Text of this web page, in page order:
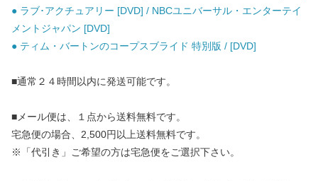
● ラブ･アクチュアリー [DVD] / NBCユニバーサル・エンターテイ
メントジャパン [DVD]
● ティム・バートンのコープスブライド 特別版 / [DVD]
■通常２４時間以内に発送可能です。
■メール便は、１点から送料無料です。
宅急便の場合、2,500円以上送料無料です。
※「代引き」ご希望の方は宅急便をご選択下さい。